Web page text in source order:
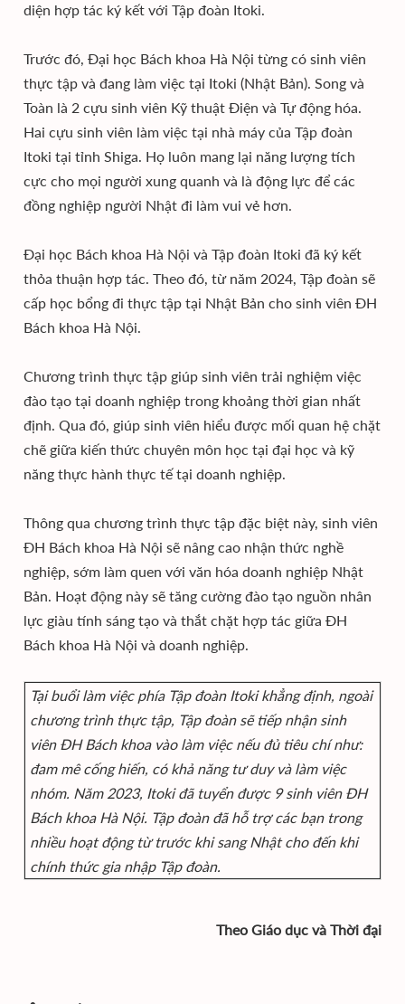
diện hợp tác ký kết với Tập đoàn Itoki.
Trước đó, Đại học Bách khoa Hà Nội từng có sinh viên
thực tập và đang làm việc tại Itoki (Nhật Bản). Song và
Toàn là 2 cựu sinh viên Kỹ thuật Điện và Tự động hóa.
Hai cựu sinh viên làm việc tại nhà máy của Tập đoàn
Itoki tại tỉnh Shiga. Họ luôn mang lại năng lượng tích
cực cho mọi người xung quanh và là động lực để các
đồng nghiệp người Nhật đi làm vui vẻ hơn.
Đại học Bách khoa Hà Nội và Tập đoàn Itoki đã ký kết
thỏa thuận hợp tác. Theo đó, từ năm 2024, Tập đoàn sẽ
cấp học bổng đi thực tập tại Nhật Bản cho sinh viên ĐH
Bách khoa Hà Nội.
Chương trình thực tập giúp sinh viên trải nghiệm việc
đào tạo tại doanh nghiệp trong khoảng thời gian nhất
định. Qua đó, giúp sinh viên hiểu được mối quan hệ chặt
chẽ giữa kiến thức chuyên môn học tại đại học và kỹ
năng thực hành thực tế tại doanh nghiệp.
Thông qua chương trình thực tập đặc biệt này, sinh viên
ĐH Bách khoa Hà Nội sẽ nâng cao nhận thức nghề
nghiệp, sớm làm quen với văn hóa doanh nghiệp Nhật
Bản. Hoạt động này sẽ tăng cường đào tạo nguồn nhân
lực giàu tính sáng tạo và thắt chặt hợp tác giữa ĐH
Bách khoa Hà Nội và doanh nghiệp.
Tại buổi làm việc phía Tập đoàn Itoki khẳng định, ngoài
chương trình thực tập, Tập đoàn sẽ tiếp nhận sinh
viên ĐH Bách khoa vào làm việc nếu đủ tiêu chí như:
đam mê cống hiến, có khả năng tư duy và làm việc
nhóm. Năm 2023, Itoki đã tuyển được 9 sinh viên ĐH
Bách khoa Hà Nội. Tập đoàn đã hỗ trợ các bạn trong
nhiều hoạt động từ trước khi sang Nhật cho đến khi
chính thức gia nhập Tập đoàn.
Theo Giáo dục và Thời đại